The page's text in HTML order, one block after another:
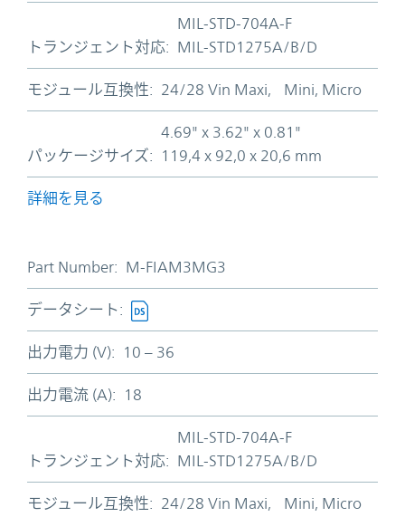
トランジェント対応:
MIL-STD-704A-F
MIL-STD1275A/B/D
モジュール互換性: 24/28 Vin Maxi, Mini, Micro
パッケージサイズ:
4.69" x 3.62" x 0.81"
119,4 x 92,0 x 20,6 mm
詳細を見る
Part Number: M-FIAM3MG3
データシート:
出力電力 (V): 10 – 36
出力電流 (A): 18
トランジェント対応:
MIL-STD-704A-F
MIL-STD1275A/B/D
モジュール互換性: 24/28 Vin Maxi, Mini, Micro